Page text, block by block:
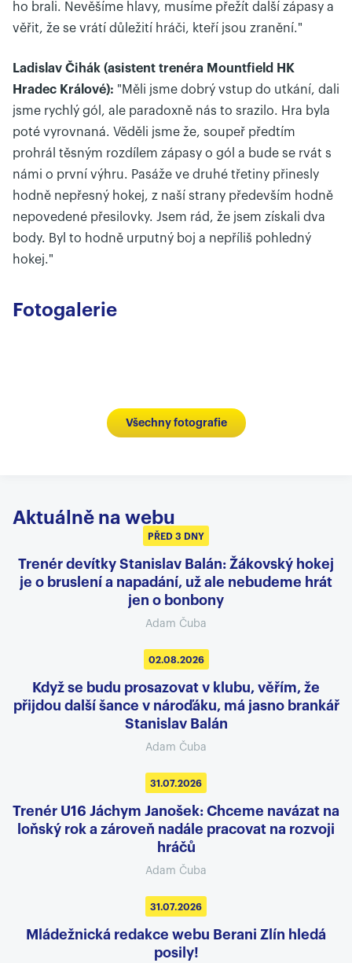
ho brali. Nevěšíme hlavy, musíme přežít další zápasy a
věřit, že se vrátí důležití hráči, kteří jsou zranění."
Ladislav Čihák (asistent trenéra Mountfield HK
Hradec Králové): "Měli jsme dobrý vstup do utkání, dali
jsme rychlý gól, ale paradoxně nás to srazilo. Hra byla
poté vyrovnaná. Věděli jsme že, soupeř předtím
prohrál těsným rozdílem zápasy o gól a bude se rvát s
námi o první výhru. Pasáže ve druhé třetiny přinesly
hodně nepřesný hokej, z naší strany především hodně
nepovedené přesilovky. Jsem rád, že jsem získali dva
body. Byl to hodně urputný boj a nepříliš pohledný
hokej."
Fotogalerie
Všechny fotografie
Aktuálně na webu
PŘED 3 DNY
Trenér devítky Stanislav Balán: Žákovský hokej
je o bruslení a napadání, už ale nebudeme hrát
jen o bonbony
Adam Čuba
02.08.2026
Když se budu prosazovat v klubu, věřím, že
přijdou další šance v nároďáku, má jasno brankář
Stanislav Balán
Adam Čuba
31.07.2026
Trenér U16 Jáchym Janošek: Chceme navázat na
loňský rok a zároveň nadále pracovat na rozvoji
hráčů
Adam Čuba
31.07.2026
Mládežnická redakce webu Berani Zlín hledá
posily!